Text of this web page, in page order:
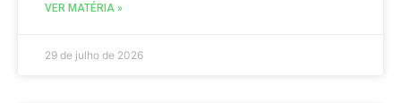
VER MATÉRIA »
29 de julho de 2026